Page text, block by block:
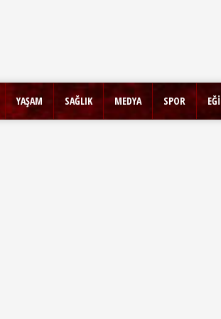
YAŞAM SAĞLIK MEDYA SPOR